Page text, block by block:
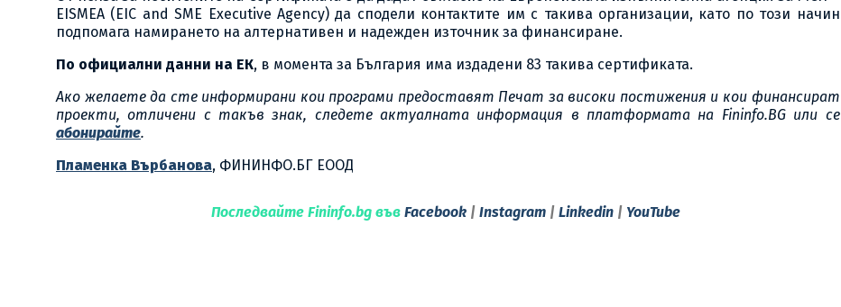
EISMEA (EIC and SME Executive Agency) да сподели контактите им с такива организации, като по този начин
подпомага намирането на алтернативен и надежден източник за финансиране.
По официални данни на ЕК, в момента за България има издадени 83 такива сертификата.
Ако желаете да сте информирани кои програми предоставят Печат за високи постижения и кои финансират
проекти, отличени с такъв знак, следете актуалната информация в платформата на Fininfo.BG или се
абонирайте.
Пламенка Върбанова, ФИНИНФО.БГ ЕООД
Последвайте Fininfo.bg във Facebook |Instagram |Linkedin | YouTube